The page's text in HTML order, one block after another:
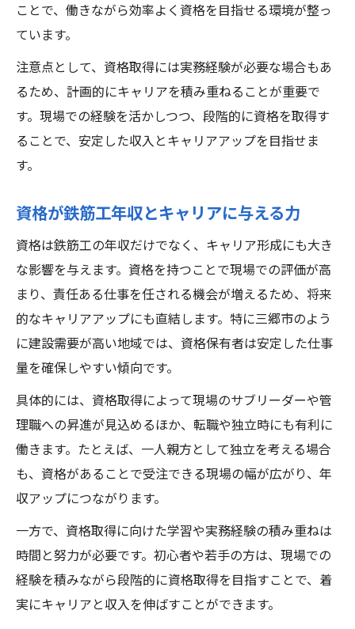
ことで、働きながら効率よく資格を目指せる環境が整っ
ています。
注意点として、資格取得には実務経験が必要な場合もあ
るため、計画的にキャリアを積み重ねることが重要で
す。現場での経験を活かしつつ、段階的に資格を取得す
ることで、安定した収入とキャリアアップを目指せま
す。
資格が鉄筋工年収とキャリアに与える力
資格は鉄筋工の年収だけでなく、キャリア形成にも大き
な影響を与えます。資格を持つことで現場での評価が高
まり、責任ある仕事を任される機会が増えるため、将来
的なキャリアアップにも直結します。特に三郷市のよう
に建設需要が高い地域では、資格保有者は安定した仕事
量を確保しやすい傾向です。
具体的には、資格取得によって現場のサブリーダーや管
理職への昇進が見込めるほか、転職や独立時にも有利に
働きます。たとえば、一人親方として独立を考える場合
も、資格があることで受注できる現場の幅が広がり、年
収アップにつながります。
一方で、資格取得に向けた学習や実務経験の積み重ねは
時間と努力が必要です。初心者や若手の方は、現場での
経験を積みながら段階的に資格取得を目指すことで、着
実にキャリアと収入を伸ばすことができます。